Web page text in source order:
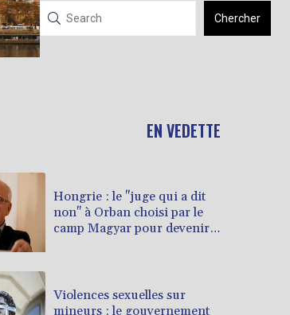
Chercher
EN VEDETTE
Hongrie : le "juge qui a dit
non" à Orban choisi par le
camp Magyar pour devenir
Violences sexuelles sur
mineurs : le gouvernement